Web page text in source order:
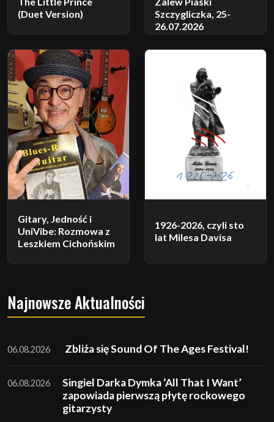
(Duet Version)
Szczygliczka, 25-
26.07.2026
Gitary, Jedność i
UniVibe: Rozmowa z
Leszkiem Cichońskim
1926-2026, czyli sto
lat Milesa Davisa
Najnowsze Aktualności
06.08.2026 Zbliża się Sound Of The Ages Festival!
06.08.2026
Singiel Darka Dymka ‘All That I Want’
zapowiada pierwszą płytę rockowego
gitarzysty